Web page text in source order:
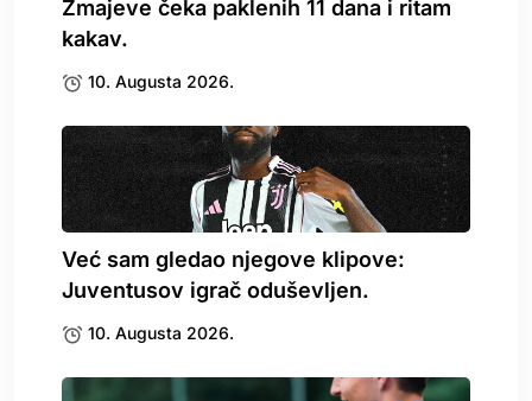
Zmajeve čeka paklenih 11 dana i ritam
kakav.
10. Augusta 2026.
Već sam gledao njegove klipove:
Juventusov igrač oduševljen.
10. Augusta 2026.